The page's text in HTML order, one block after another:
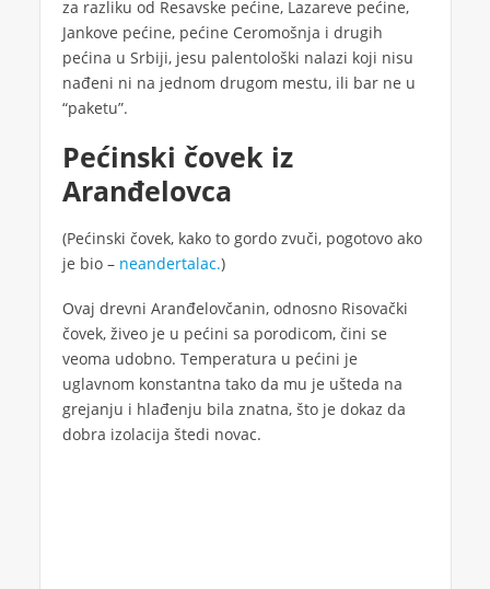
za razliku od Resavske pećine, Lazareve pećine,
Jankove pećine, pećine Ceromošnja i drugih
pećina u Srbiji, jesu palentološki nalazi koji nisu
nađeni ni na jednom drugom mestu, ili bar ne u
“paketu”.
Pećinski čovek iz
Aranđelovca
(Pećinski čovek, kako to gordo zvuči, pogotovo ako
je bio – neandertalac.)
Ovaj drevni Aranđelovčanin, odnosno Risovački
čovek, živeo je u pećini sa porodicom, čini se
veoma udobno. Temperatura u pećini je
uglavnom konstantna tako da mu je ušteda na
grejanju i hlađenju bila znatna, što je dokaz da
dobra izolacija štedi novac.